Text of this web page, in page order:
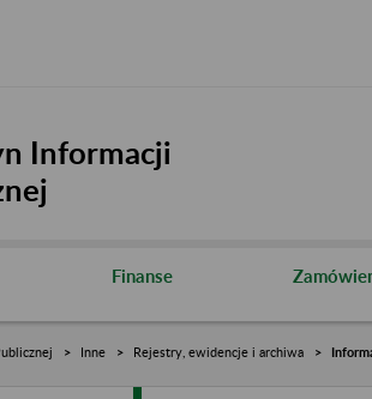
Informacji
Finanse
Inne Rejestry, ewidencje i archiwa